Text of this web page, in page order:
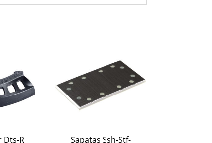
Dts-R
Sapatas Ssh-Stf-